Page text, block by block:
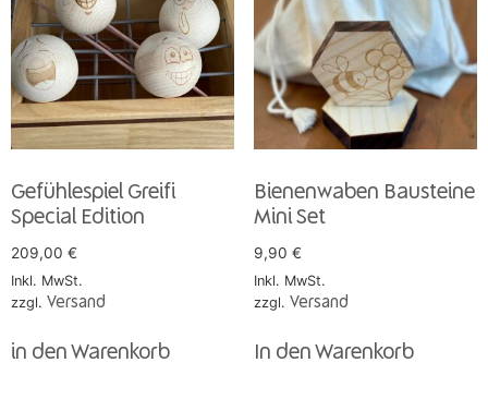
Gefühlespiel Greifi
Special Edition
209,00 €
Inkl. MwSt.
zzgl. Versand
in den Warenkorb
Bienenwaben Bausteine
Mini Set
9,90 €
Inkl. MwSt.
zzgl. Versand
In den Warenkorb